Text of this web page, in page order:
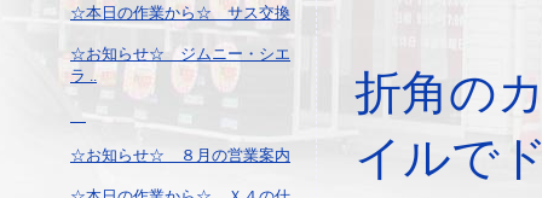
☆本日の作業から☆ サス交換
☆お知らせ☆ ジムニー・シエ
ラ ..
☆お知らせ☆ ８月の営業案内
折角の
イルで